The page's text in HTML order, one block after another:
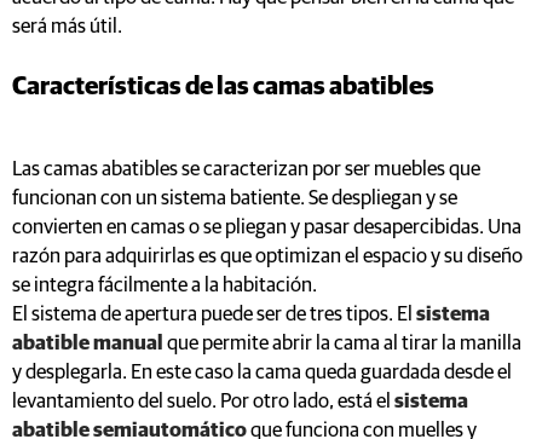
será más útil.
Características de las camas abatibles
Las camas abatibles se caracterizan por ser muebles que
funcionan con un sistema batiente. Se despliegan y se
convierten en camas o se pliegan y pasar desapercibidas. Una
razón para adquirirlas es que optimizan el espacio y su diseño
se integra fácilmente a la habitación.
El sistema de apertura puede ser de tres tipos. El sistema
abatible manual que permite abrir la cama al tirar la manilla
y desplegarla. En este caso la cama queda guardada desde el
levantamiento del suelo. Por otro lado, está el sistema
abatible semiautomáticoque funciona con muelles y